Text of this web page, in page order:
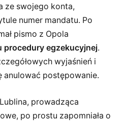
ze swojego konta,
numer mandatu. Po
pismo z Opola
procedury egzekucyjnej.
wyjaśnień i
anulować postępowanie.
prowadząca
po prostu zapomniała o